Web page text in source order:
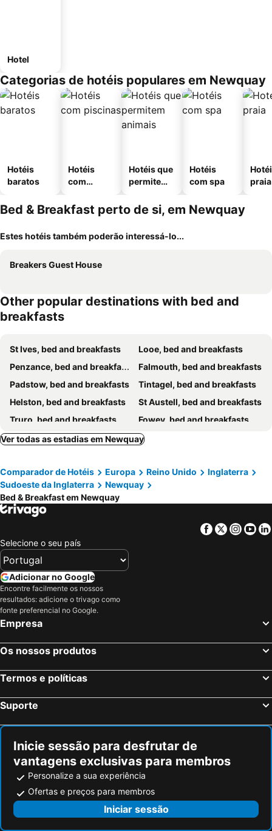
Hotel
Categorias de hotéis populares em Newquay
Hotéis
baratos
Hotéis
com
Hotéis que
permitem
Hotéis
com spa
praia
Bed & Breakfast perto de si, em Newquay
Estes hotéis também poderão interessá-lo...
Breakers Guest House
Other popular destinations with bed and
breakfasts
St Ives, bed and breakfasts
Looe, bed and breakfasts
Penzance, bed and breakfasts
Falmouth, bed and breakfasts
Padstow, bed and breakfasts
Tintagel, bed and breakfasts
Helston, bed and breakfasts
St Austell, bed and breakfasts
Truro, bed and breakfasts
Fowey, bed and breakfasts
Coverack, bed and breakfasts Mevagissey, bed and breakfasts
Bodmin, bed and breakfasts
Wadebridge, bed and breakfasts
Boscastle, bed and breakfasts
Polperro, bed and breakfasts
Camelford, bed and breakfasts
Constantine, bed and breakfasts
St Day, bed and breakfasts
Marazion, bed and breakfasts
Newlyn, bed and breakfasts
St Keverne, bed and breakfasts
St Ewe, bed and breakfasts
St Blazey, bed and breakfasts
Probus, bed and breakfasts
St Columb Major, bed and breakfasts
Ver todas as estadias em Newquay
Comparador de Hotéis Europa Reino Unido
Inglaterra
Sudoeste da Inglaterra
Newquay
Bed & Breakfast em Newquay
Facebook
Twitter
Selecione o seu país
Adicionar no Google
Encontre facilmente os nossos
resultados: adicione o trivago como
fonte preferencial no Google.
Empresa
Os nossos produtos
Termos e políticas
Suporte
Inicie sessão para desfrutar de
vantagens exclusivas para membros
Personalize a sua experiência
Ofertas e preços para membros
Iniciar sessão